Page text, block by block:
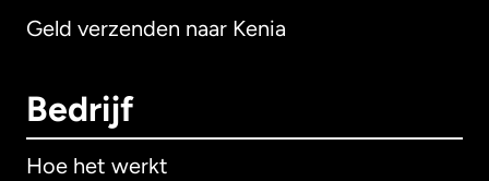
Geld verzenden naar Kenia
Bedrijf
Hoe het werkt